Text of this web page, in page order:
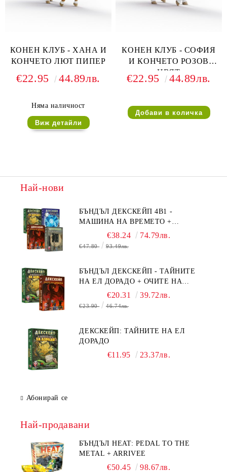
КОНЕН КЛУБ - ХАНА И
КОНЧЕТО ЛЮТ ПИПЕР
€22.95 44.89лв.
Няма наличност
Виж детайли
КОНЕН КЛУБ - СОФИЯ
И КОНЧЕТО РОЗОВ
ЦВЯТ
€22.95 44.89лв.
Най-нови
БЪНДЪЛ ДЕКСКЕЙП 4В1 -
МАШИНА НА ВРЕМЕТО +
БЯГСТВО ОТ АЛКАТРАЗ +
ТАЙНИТЕ НА ЕЛ ДОРАДО +
€38.24 74.79лв.
€47.80 93.49лв.
БЪНДЪЛ ДЕКСКЕЙП - ТАЙНИТЕ
НА ЕЛ ДОРАДО + ОЧИТЕ НА
ДРАКОНА€20.31 39.72лв.
€23.90 46.74лв.
ДЕКСКЕЙП: ТАЙНИТЕ НА ЕЛ
ДОРАДО
€11.95 23.37лв.
Абонирай се
Най-продавани
БЪНДЪЛ HEAT: PEDAL TO THE
METAL + ARRIVEE
€50.45 98.67лв.